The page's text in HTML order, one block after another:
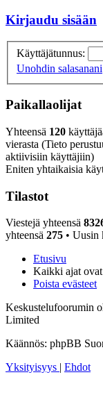
Kirjaudu sisään
Käyttäjätunnus:
Unohdin salasanani
Paikallaolijat
Yhteensä 120
vierasta (Tieto
aktiivisiin käyttäjiin)
Eniten yhtaikaisia
Tilastot
Viestejä yhteensä
yhteensä 275 • Uusin
Etusivu
Kaikki ajat ovat
Poista evästeet
Keskustelufoorumin
Limited
Käännös: phpBB
Yksityisyys | Ehdot